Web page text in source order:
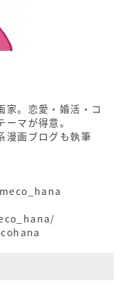
家。恋愛・婚活・コ
マが得意。
漫画ブログも執筆